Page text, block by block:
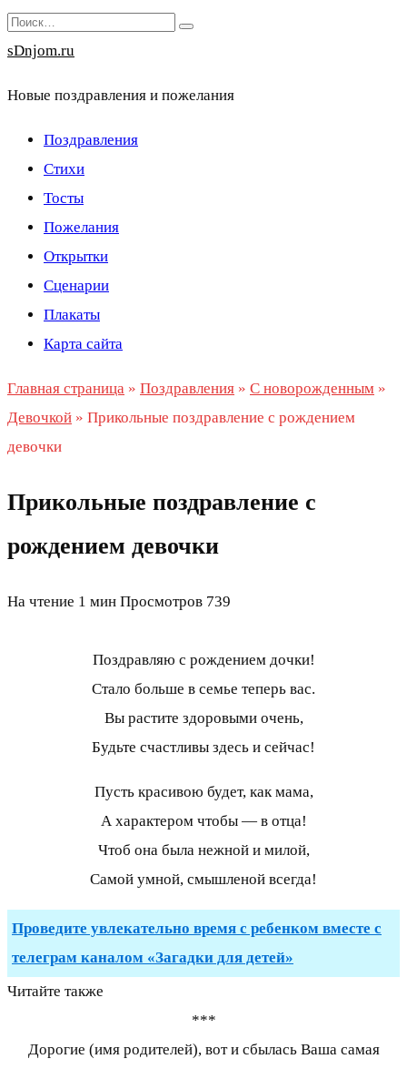
Перейти
к
Search
for:
sDnjom.ru
Новые поздравления и пожелания
Поздравления
Стихи
Тосты
Пожелания
Открытки
Сценарии
Плакаты
Карта сайта
Главная страница » Поздравления » С новорожденным »
Девочкой » Прикольные поздравление с рождением
девочки
Прикольные поздравление с
рождением девочки
На чтение 1 мин Просмотров 739
Поздравляю с рождением дочки!
Стало больше в семье теперь вас.
Вы растите здоровыми очень,
Будьте счастливы здесь и сейчас!
Пусть красивою будет, как мама,
А характером чтобы — в отца!
Чтоб она была нежной и милой,
Самой умной, смышленой всегда!
Проведите увлекательно время с ребенком вместе с
телеграм каналом «Загадки для детей»
Читайте также
***
Дорогие (имя родителей), вот и сбылась Ваша самая